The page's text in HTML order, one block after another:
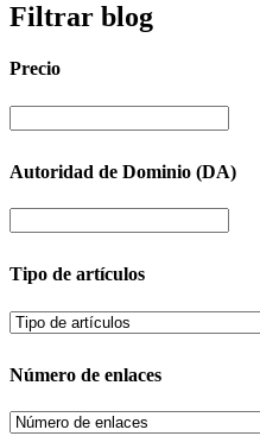
Filtrar blog
Precio
Autoridad de Dominio (DA)
Tipo de artículos
Número de enlaces